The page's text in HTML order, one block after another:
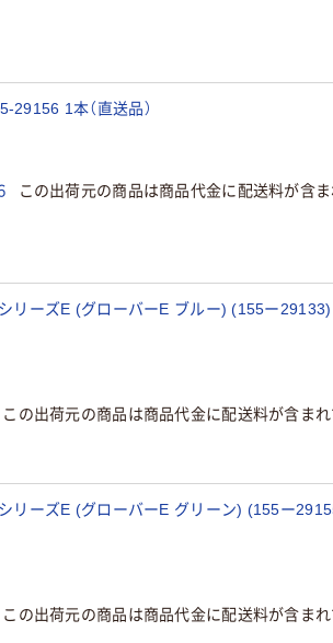
1本（直送品）
この出荷元の商品は商品代金に配送料が含ま
リーズE (グローバーE ブルー) (155ー
この出荷元の商品は商品代金に配送料が含まれ
リーズE (グローバーE グリーン) (155ー
この出荷元の商品は商品代金に配送料が含まれ